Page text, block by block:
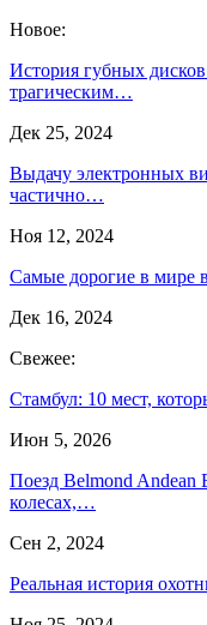
Новое:
История губных
трагическим…
Дек 25, 2024
Выдачу электронных
частично…
Ноя 12, 2024
Самые дорогие в мире
Дек 16, 2024
Свежее:
Стамбул: 10 мест,
Июн 5, 2026
Поезд Belmond
колесах,…
Сен 2, 2024
Реальная история